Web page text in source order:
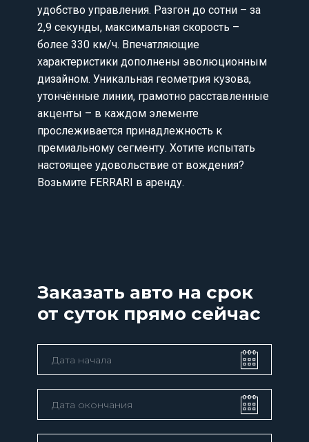
удобство управления. Разгон до сотни – за
2,9 секунды, максимальная скорость –
более 330 км/ч. Впечатляющие
характеристики дополнены эволюционным
дизайном. Уникальная геометрия кузова,
утончённые линии, грамотно расставленные
акценты – в каждом элементе
прослеживается принадлежность к
премиальному сегменту. Хотите испытать
настоящее удовольствие от вождения?
Возьмите FERRARI в аренду.
Заказать авто на срок
от суток прямо сейчас